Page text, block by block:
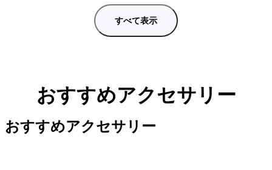
すべて表示
おすすめアクセサリー
おすすめアクセサリー